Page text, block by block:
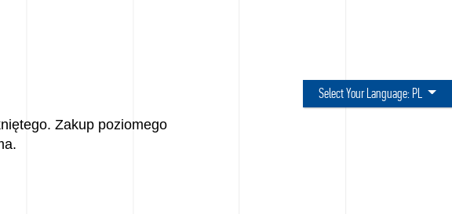
Select Your Language: PL
Zakup poziomego